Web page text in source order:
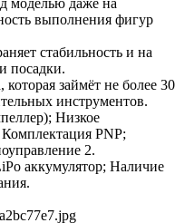
выполнения фигур
стабильность и на
посадки.
которая займёт не более 30
инструментов.
Низкое
PNP;
2.
аккумулятор; Наличие